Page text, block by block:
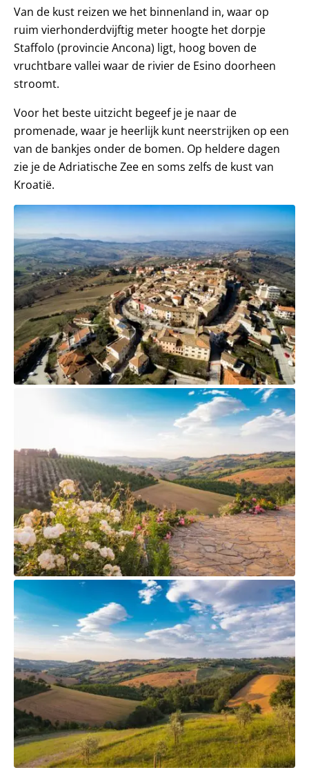
Van de kust reizen we het binnenland in, waar op
ruim vierhonderdvijftig meter hoogte het dorpje
Staffolo (provincie Ancona) ligt, hoog boven de
vruchtbare vallei waar de rivier de Esino doorheen
stroomt.
Voor het beste uitzicht begeef je je naar de
promenade, waar je heerlijk kunt neerstrijken op een
van de bankjes onder de bomen. Op heldere dagen
zie je de Adriatische Zee en soms zelfs de kust van
Kroatië.